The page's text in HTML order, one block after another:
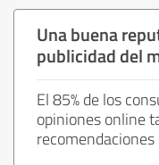
Una buena
publicidad del
El 85% de los
opiniones online
recomendaciones